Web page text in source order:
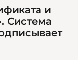
и
Система